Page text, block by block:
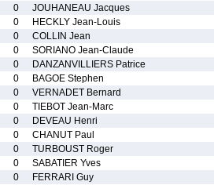
0
JOUHANEAU Jacques
0
HECKLY Jean-Louis
0
COLLIN Jean
0
SORIANO Jean-Claude
0
DANZANVILLIERS Patrice
0
BAGOE Stephen
0
VERNADET Bernard
0
TIEBOT Jean-Marc
0
DEVEAU Henri
0
CHANUT Paul
0
TURBOUST Roger
0
SABATIER Yves
0
FERRARI Guy